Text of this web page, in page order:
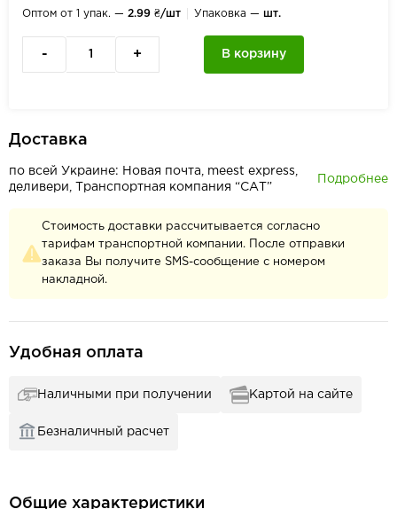
Оптом от 1 упак. — 2.99 ₴/шт Упаковка — шт.
- + В корзину
Доставка
по всей Украине: Новая почта, meest express,
деливери, Транспортная компания “САТ”
Подробнее
Стоимость доставки рассчитывается согласно
тарифам транспортной компании. После отправки
заказа Вы получите SMS-сообщение с номером
накладной.
Удобная оплата
Наличными при получении Картой на сайте
Безналичный расчет
Общие характеристики